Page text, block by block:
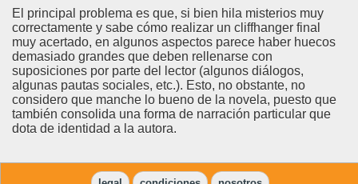
El principal problema es que, si bien hila misterios muy
correctamente y sabe cómo realizar un cliffhanger final
muy acertado, en algunos aspectos parece haber huecos
demasiado grandes que deben rellenarse con
suposiciones por parte del lector (algunos diálogos,
algunas pautas sociales, etc.). Esto, no obstante, no
considero que manche lo bueno de la novela, puesto que
también consolida una forma de narración particular que
dota de identidad a la autora.